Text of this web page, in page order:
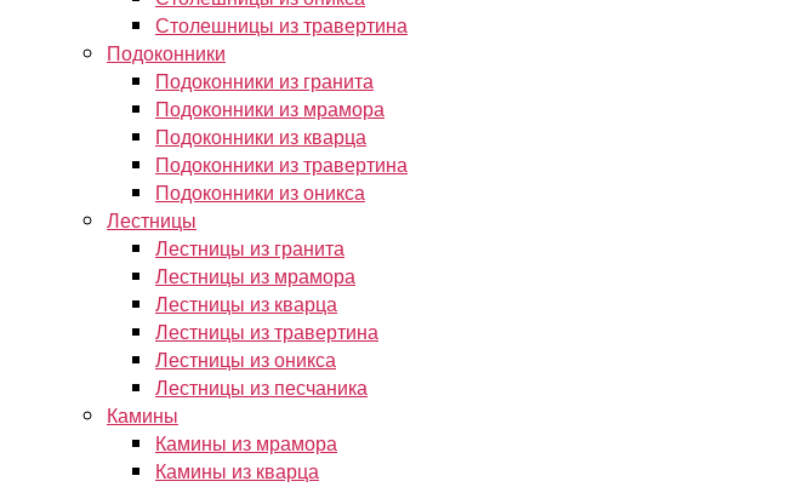
Столешницы из травертина
Подоконники
Подоконники из гранита
Подоконники из мрамора
Подоконники из кварца
Подоконники из травертина
Подоконники из оникса
Лестницы
Лестницы из гранита
Лестницы из мрамора
Лестницы из кварца
Лестницы из травертина
Лестницы из оникса
Лестницы из песчаника
Камины
Камины из мрамора
Камины из кварца